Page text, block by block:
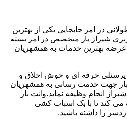
در امر جابجایی یکی از بهترین
شیراز بار متخصص در امر بسته
عرضه بهترین خدمات به همشهریان
پرسنلی حرفه ای و خوش اخلاق و
جهت خدمت رسانی به همشهریان
انجام وظیفه نماید.وانت بار
می کند تا با یک اسباب کشی
را داشته باشید.